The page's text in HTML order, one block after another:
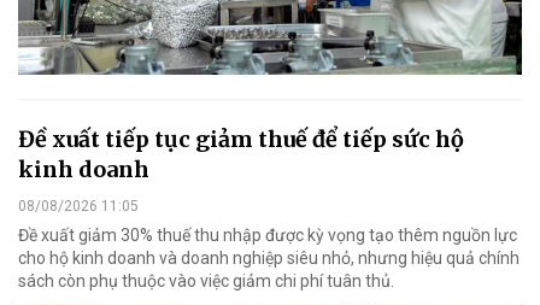
Đề xuất tiếp tục giảm thuế để tiếp sức hộ
kinh doanh
08/08/2026 11:05
Đề xuất giảm 30% thuế thu nhập được kỳ vọng tạo thêm nguồn lực
cho hộ kinh doanh và doanh nghiệp siêu nhỏ, nhưng hiệu quả chính
sách còn phụ thuộc vào việc giảm chi phí tuân thủ.